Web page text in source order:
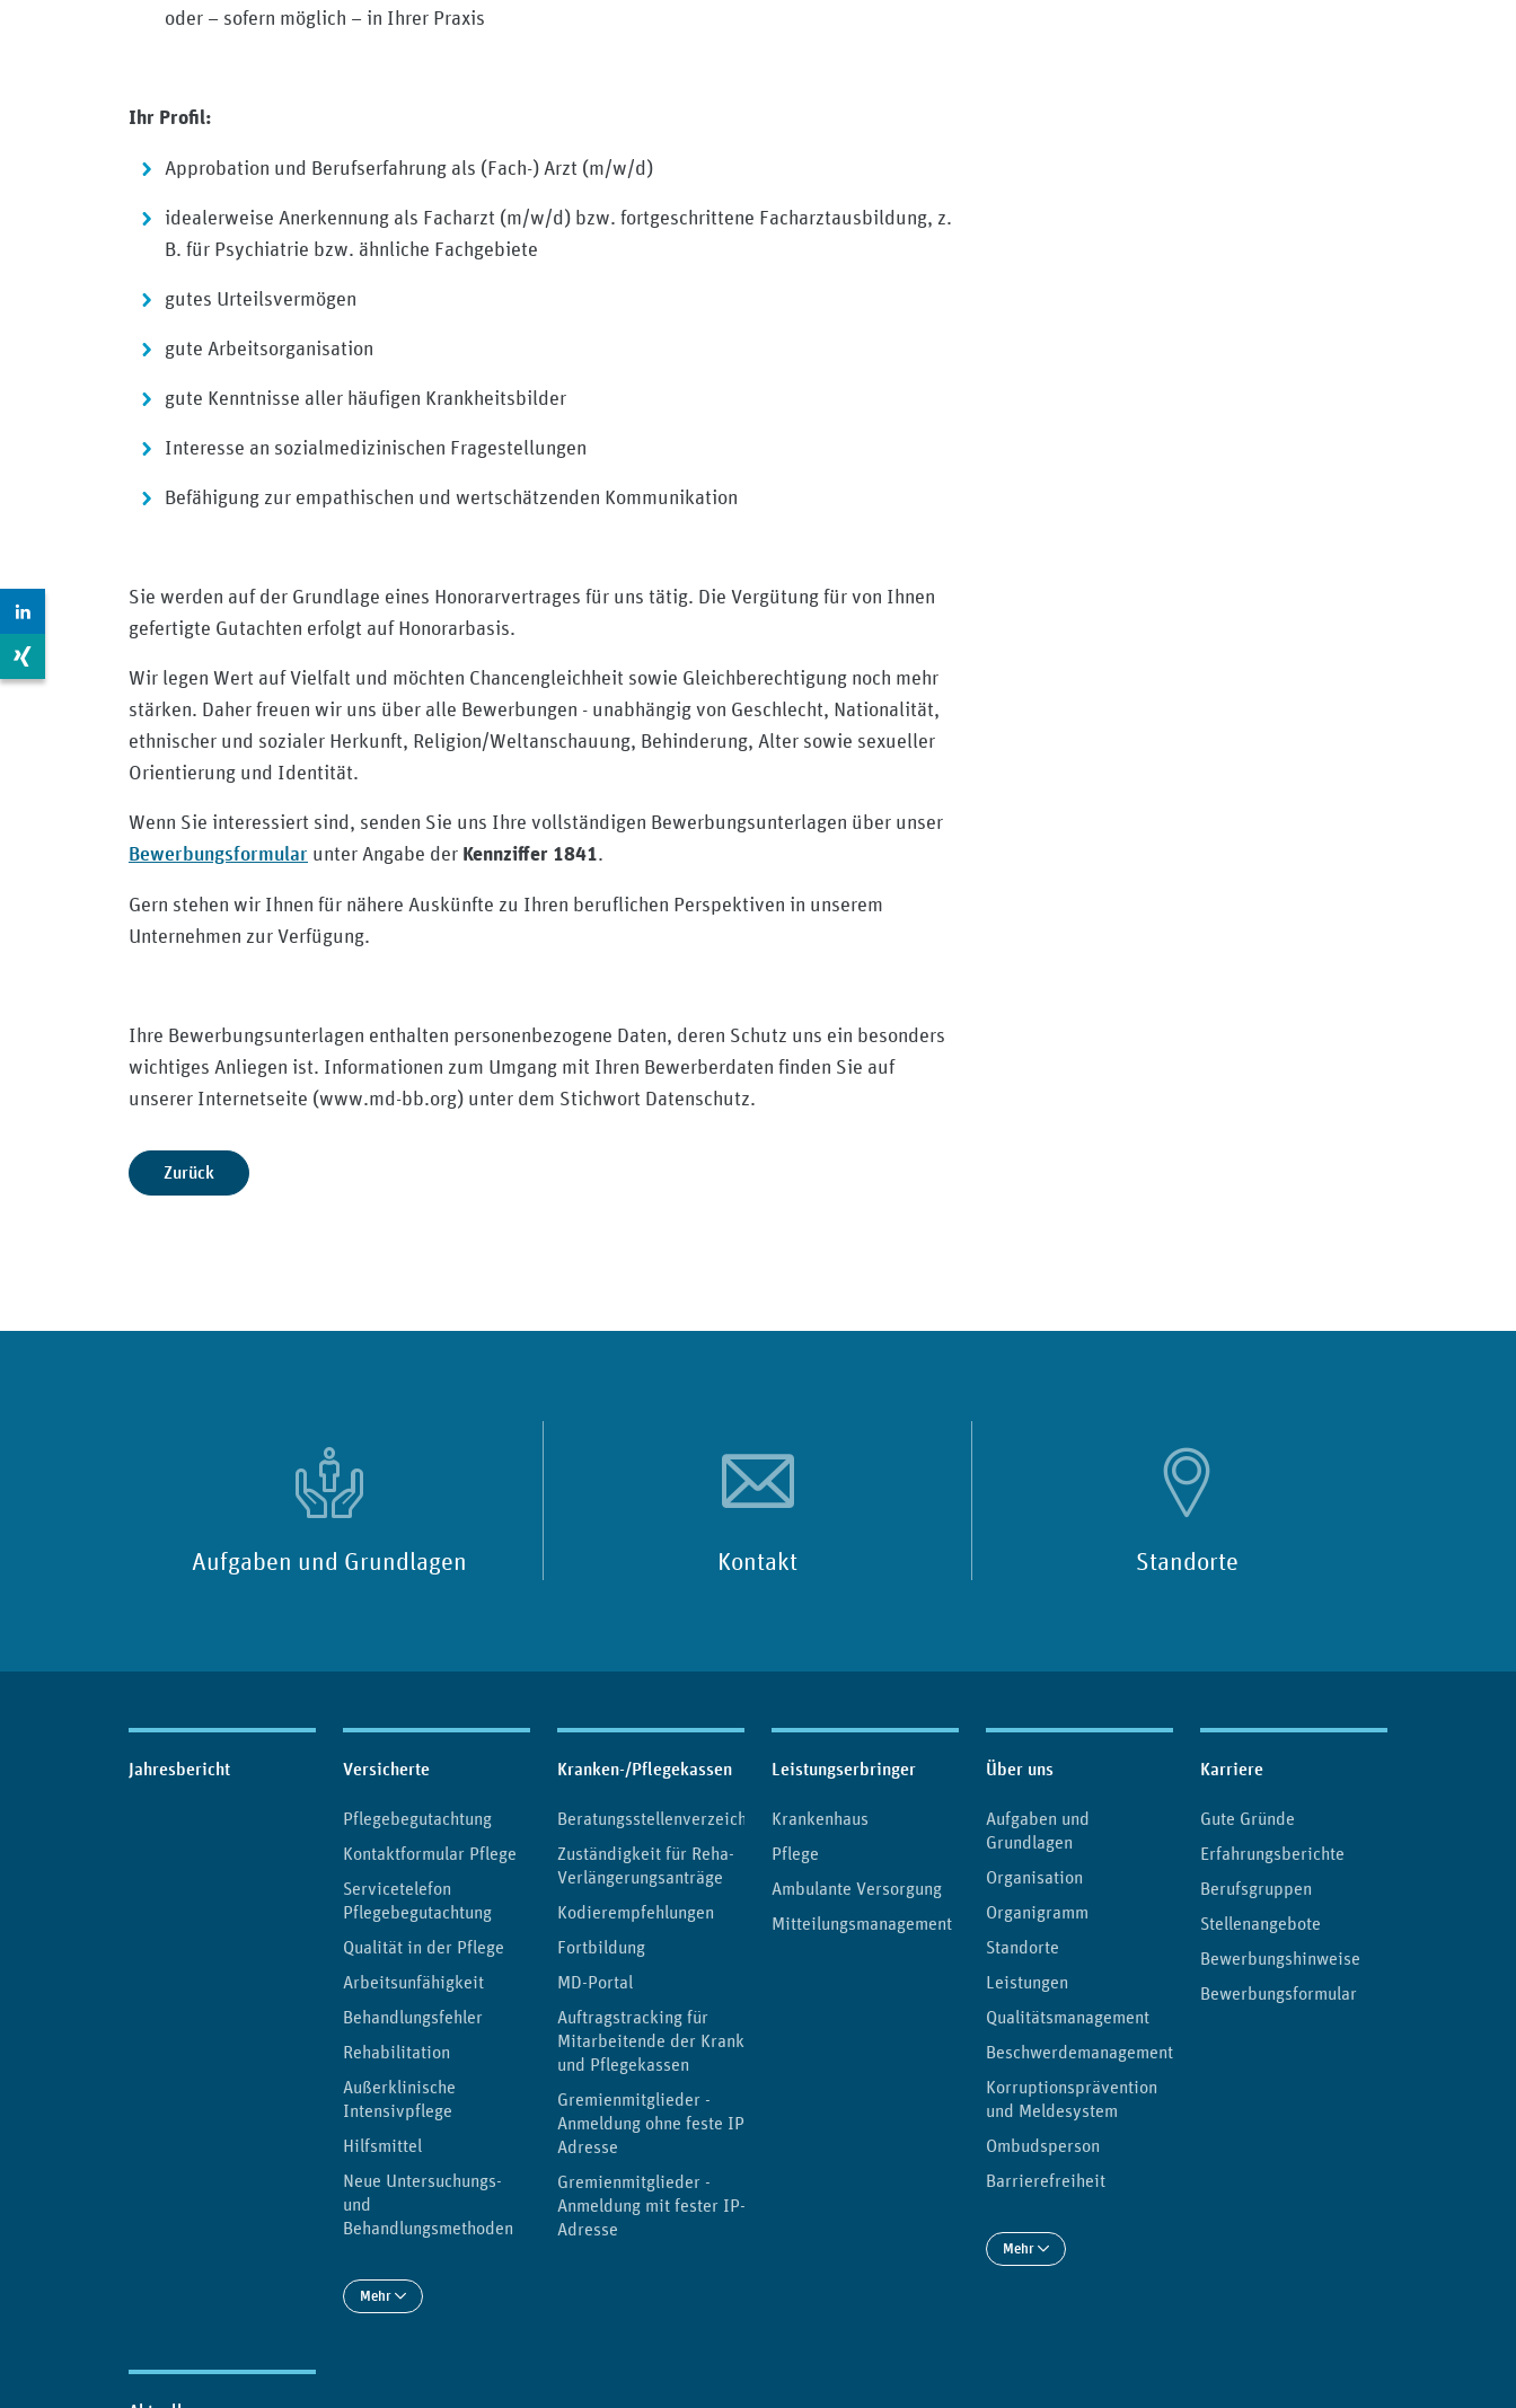
Zur LinkedIn Seite: https://www.linkedin.com/company/medizinischer-dienst-berlin-brandenburg/mycompany/
oder – sofern möglich – in Ihrer Praxis
Ihr Profil:
Approbation und Berufserfahrung als (Fach-) Arzt (m/w/d)
idealerweise Anerkennung als Facharzt (m/w/d) bzw. fortgeschrittene Facharztausbildung, z.
B. für Psychiatrie bzw. ähnliche Fachgebiete
gutes Urteilsvermögen
gute Arbeitsorganisation
gute Kenntnisse aller häufigen Krankheitsbilder
Interesse an sozialmedizinischen Fragestellungen
Befähigung zur empathischen und wertschätzenden Kommunikation
Sie werden auf der Grundlage eines Honorarvertrages für uns tätig. Die Vergütung für von Ihnen
gefertigte Gutachten erfolgt auf Honorarbasis.
Wir legen Wert auf Vielfalt und möchten Chancengleichheit sowie Gleichberechtigung noch mehr
stärken. Daher freuen wir uns über alle Bewerbungen - unabhängig von Geschlecht, Nationalität,
ethnischer und sozialer Herkunft, Religion/Weltanschauung, Behinderung, Alter sowie sexueller
Orientierung und Identität.
Wenn Sie interessiert sind, senden Sie uns Ihre vollständigen Bewerbungsunterlagen über unser
Bewerbungsformular unter Angabe der Kennziffer 1841.
Gern stehen wir Ihnen für nähere Auskünfte zu Ihren beruflichen Perspektiven in unserem
Unternehmen zur Verfügung.
Ihre Bewerbungsunterlagen enthalten personenbezogene Daten, deren Schutz uns ein besonders
wichtiges Anliegen ist. Informationen zum Umgang mit Ihren Bewerberdaten finden Sie auf
unserer Internetseite (www.md-bb.org) unter dem Stichwort Datenschutz.
Zurück
Aufgaben und Grundlagen Kontakt Standorte
Inhaltsübersicht
Jahresbericht Versicherte
Pflegebegutachtung
Kontaktformular Pflege
Servicetelefon
Pflegebegutachtung
Qualität in der Pflege
Arbeitsunfähigkeit
Behandlungsfehler
Rehabilitation
Außerklinische
Intensivpflege
Hilfsmittel
Neue Untersuchungs-
und
Behandlungsmethoden
Mehr
Kranken-/Pflegekassen
Beratungsstellenverzeichnis
Zuständigkeit für Reha-
Verlängerungsanträge
Kodierempfehlungen
Fortbildung
MD-Portal
Auftragstracking für
Mitarbeitende der Kranken-
und Pflegekassen
Gremienmitglieder -
Anmeldung ohne feste IP-
Adresse
Gremienmitglieder -
Anmeldung mit fester IP-
Adresse
Leistungserbringer
Krankenhaus
Pflege
Ambulante Versorgung
Mitteilungsmanagement
Über uns
Aufgaben und
Grundlagen
Organisation
Organigramm
Standorte
Leistungen
Qualitätsmanagement
Beschwerdemanagement
Korruptionsprävention
und Meldesystem
Ombudsperson
Barrierefreiheit
Mehr
Karriere
Gute Gründe
Erfahrungsberichte
Berufsgruppen
Stellenangebote
Bewerbungshinweise
Bewerbungsformular